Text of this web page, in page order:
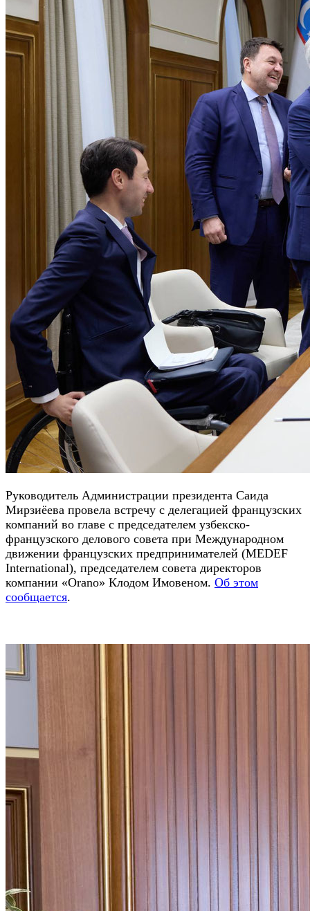
Руководитель Администрации президента Саида
Мирзиёева провела встречу с делегацией французских
компаний во главе с председателем узбекско-
французского делового совета при Международном
движении французских предпринимателей (MEDEF
International), председателем совета директоров
компании «Orano» Клодом Имовеном. Об этом
сообщается.